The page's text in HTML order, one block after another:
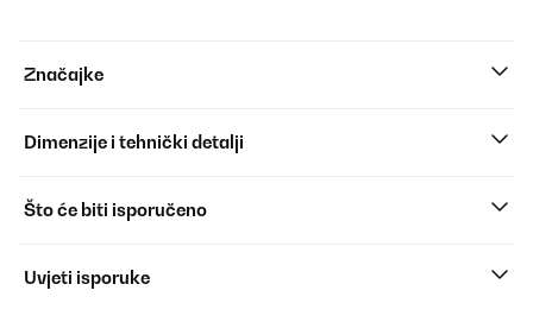
Značajke
Dimenzije i tehnički detalji
Što će biti isporučeno
Uvjeti isporuke